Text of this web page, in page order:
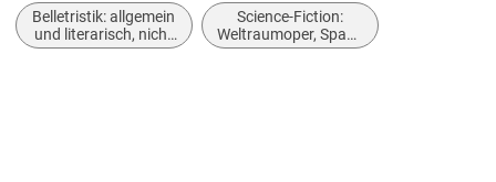
Perry Rhodan Redaktion
Belletristik: allgemein
und literarisch, nicht
nach Genre
Science-Fiction:
Weltraumoper, Space
Opera